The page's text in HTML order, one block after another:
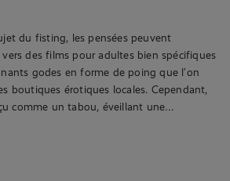
du fisting, les pensées peuvent
des films pour adultes bien spécifiques
godes en forme de poing que l’on
boutiques érotiques locales. Cependant,
comme un tabou, éveillant une…